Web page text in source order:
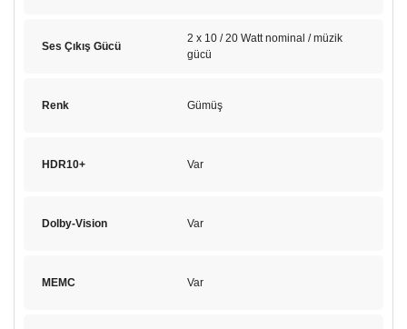
Ses Çıkış Gücü
2 x 10 / 20 Watt nominal / müzik
gücü
Renk Gümüş
HDR10+ Var
Dolby-Vision Var
MEMC Var